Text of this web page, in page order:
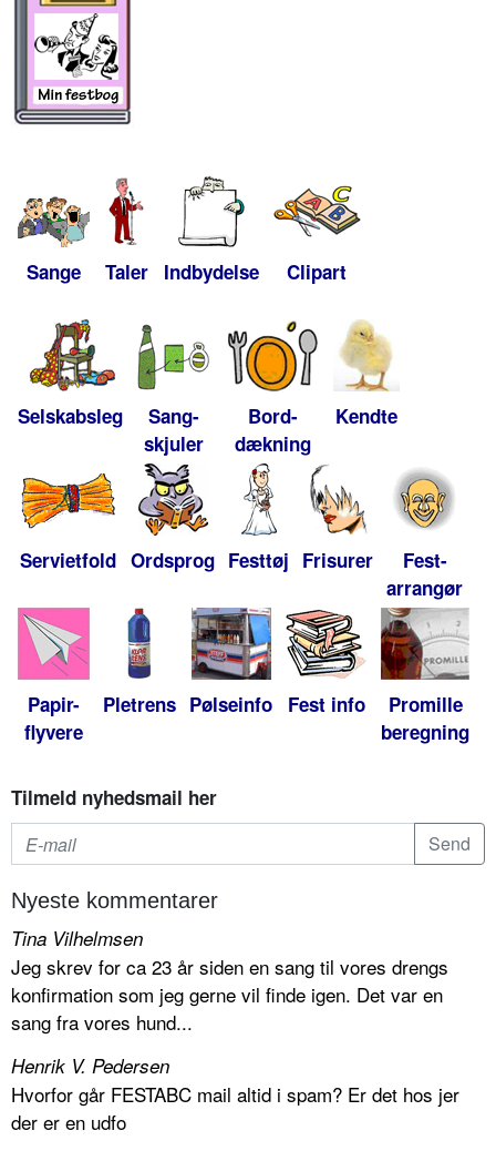
Sange Taler Indbydelse Clipart
Selskabsleg
Sang-
skjuler
Bord-
dækning
Kendte
Servietfold Ordsprog Festtøj Frisurer
Fest-
arrangør
Papir-
flyvere
Pletrens Pølseinfo Fest info
Promille
beregning
Tilmeld nyhedsmail her
Nyeste kommentarer
Tina Vilhelmsen
Jeg skrev for ca 23 år siden en sang til vores drengs
konfirmation som jeg gerne vil finde igen. Det var en
sang fra vores hund...
Henrik V. Pedersen
Hvorfor går FESTABC mail altid i spam? Er det hos jer
der er en udfo